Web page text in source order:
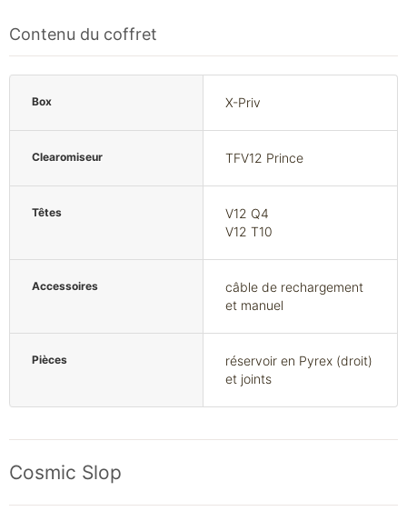
Contenu du coffret
Box X-Priv
Clearomiseur TFV12 Prince
Têtes
V12 Q4
V12 T10
Accessoires
câble de rechargement
et manuel
Pièces
réservoir en Pyrex (droit)
et joints
Cosmic Slop